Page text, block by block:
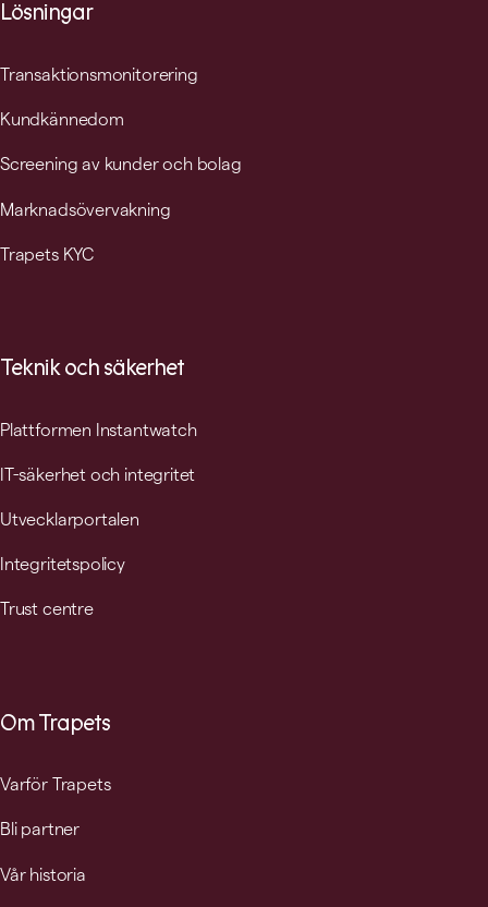
Lösningar
Transaktionsmonitorering
Kundkännedom
Screening av kunder och bolag
Marknadsövervakning
Trapets KYC
Teknik och säkerhet
Plattformen Instantwatch
IT-säkerhet och integritet
Utvecklarportalen
Integritetspolicy
Trust centre
Om Trapets
Varför Trapets
Bli partner
Vår historia